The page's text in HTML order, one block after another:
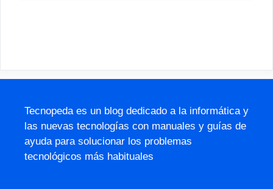
Tecnopeda es un blog dedicado a la informática y
las nuevas tecnologías con manuales y guías de
ayuda para solucionar los problemas
tecnológicos más habituales